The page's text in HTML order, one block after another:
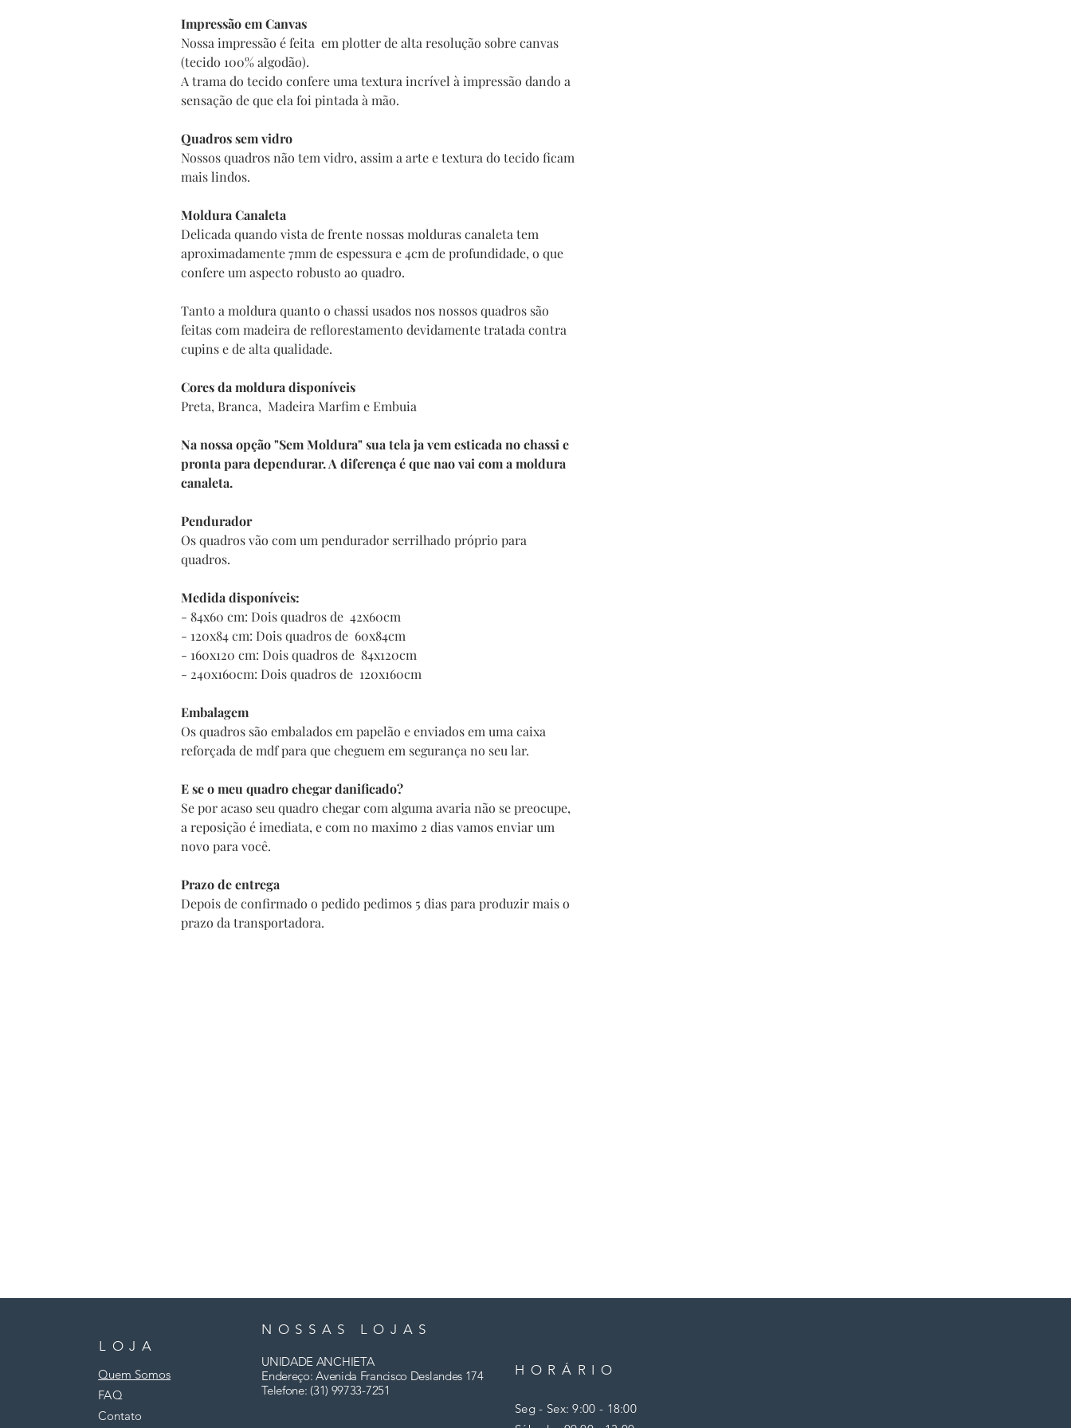
Impressão em Canvas
Nossa impressão é feita em plotter de alta resolução sobre canvas
(tecido 100% algodão).
A trama do tecido confere uma textura incrível à impressão dando a
sensação de que ela foi pintada à mão.
Quadros sem vidro
Nossos quadros não tem vidro, assim a arte e textura do tecido ficam
mais lindos.
Moldura Canaleta
Delicada quando vista de frente nossas molduras canaleta tem
aproximadamente 7mm de espessura e 4cm de profundidade, o que
confere um aspecto robusto ao quadro.
Tanto a moldura quanto o chassi usados nos nossos quadros são
feitas com madeira de reflorestamento devidamente tratada contra
cupins e de alta qualidade.
Cores da moldura disponíveis
Preta, Branca, Madeira Marfim e Embuia
Na nossa opção "Sem Moldura" sua tela ja vem esticada no chassi e
pronta para dependurar. A diferença é que nao vai com a moldura
canaleta.
Pendurador
Os quadros vão com um pendurador serrilhado próprio para
quadros.
Medida disponíveis:
- 84x60 cm: Dois quadros de 42x60cm
- 120x84 cm: Dois quadros de 60x84cm
- 160x120 cm: Dois quadros de 84x120cm
- 240x160cm: Dois quadros de 120x160cm
Embalagem
Os quadros são embalados em papelão e enviados em uma caixa
reforçada de mdf para que cheguem em segurança no seu lar.
E se o meu quadro chegar danificado?
Se por acaso seu quadro chegar com alguma avaria não se preocupe,
a reposição é imediata, e com no maximo 2 dias vamos enviar um
novo para você.
Prazo de entrega
Depois de confirmado o pedido pedimos 5 dias para produzir mais o
prazo da transportadora.
LOJA
NOSSAS LOJAS
Quem Somos
FAQ
Contato
UNIDADE ANCHIETA
Endereço: Avenida Francisco Deslandes 174
Telefone: (31) 99733-7251
Seg - Sex: 9:00 - 18:00
HORÁRIO